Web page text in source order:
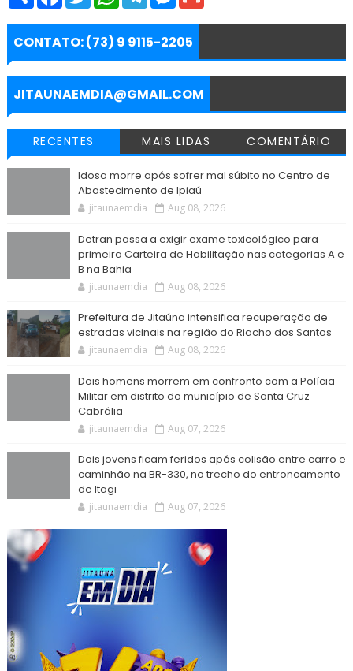
r
e
e
b
o
k
t
t
e
r
t
s
p
p
e
g
a
m
s
e
g
e
r
i
CONTATO: (73) 9 9115-2205
JITAUNAEMDIA@GMAIL.COM
RECENTES MAIS LIDAS COMENTÁRIO
Idosa morre após sofrer mal súbito no Centro de
Abastecimento de Ipiaú
jitaunaemdia Aug 08, 2026
Detran passa a exigir exame toxicológico para
primeira Carteira de Habilitação nas categorias A e
B na Bahia
jitaunaemdia Aug 08, 2026
Prefeitura de Jitaúna intensifica recuperação de
estradas vicinais na região do Riacho dos Santos
jitaunaemdia Aug 08, 2026
Dois homens morrem em confronto com a Polícia
Militar em distrito do município de Santa Cruz
Cabrália
jitaunaemdia Aug 07, 2026
Dois jovens ficam feridos após colisão entre carro e
caminhão na BR-330, no trecho do entroncamento
de Itagi
jitaunaemdia Aug 07, 2026